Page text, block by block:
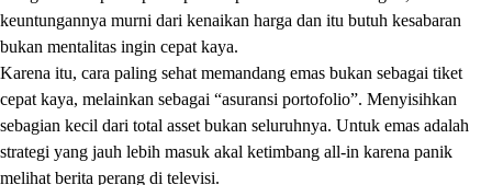
keuntungannya murni dari kenaikan harga dan itu butuh kesabaran
bukan mentalitas ingin cepat kaya.
Karena itu, cara paling sehat memandang emas bukan sebagai tiket
cepat kaya, melainkan sebagai “asuransi portofolio”. Menyisihkan
sebagian kecil dari total asset bukan seluruhnya. Untuk emas adalah
strategi yang jauh lebih masuk akal ketimbang all-in karena panik
melihat berita perang di televisi.